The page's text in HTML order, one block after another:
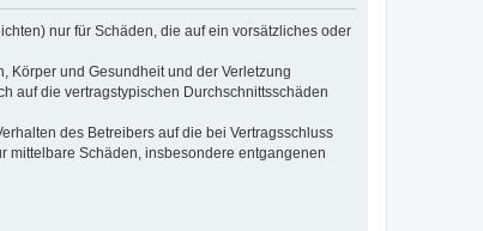
nur für Schäden, die auf ein vorsätzliches oder
Körper und Gesundheit und der Verletzung
auf die vertragstypischen Durchschnittsschäden
des Betreibers auf die bei Vertragsschluss
mittelbare Schäden, insbesondere entgangenen